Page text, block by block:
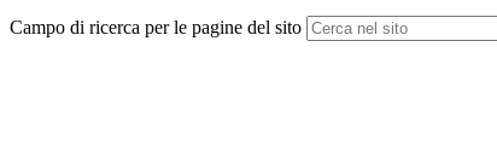
Campo di ricerca per le pagine del sito